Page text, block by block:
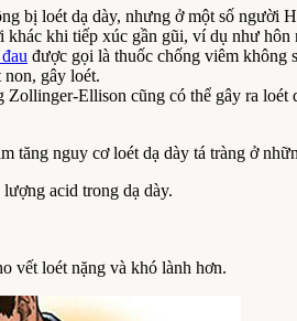
bị loét dạ dày, nhưng ở một số người
khi tiếp xúc gần gũi, ví dụ như hôn
được gọi là thuốc chống viêm
gây loét.
Ellison cũng có thể gây ra
tăng nguy cơ loét dạ dày tá tràng ở
acid trong dạ dày.
vết loét nặng và khó lành hơn.